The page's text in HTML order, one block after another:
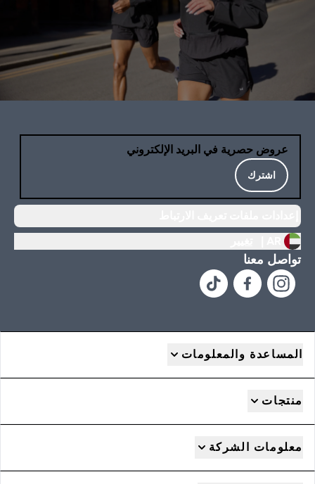
عروض حصرية في البريد الإلكتروني
اشترك
تواصل معنا
المساعدة والمعلومات
منتجات
معلومات الشركة